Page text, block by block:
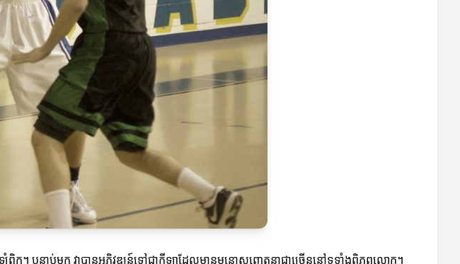
ពិក។ បន្ទាប់មក វាបានអភិវឌ្ឍន៍ទៅជាកីឡាដែលមានមនោសញ្ចេតនាជាច្រើននៅទូទាំងពិភពលោក។